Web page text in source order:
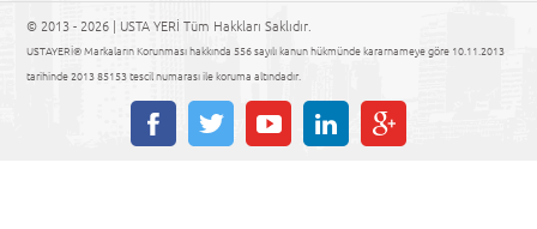
© 2013 - 2026 | USTA YERİ Tüm Hakkları Saklıdır.
USTAYERİ® Markaların Korunması hakkında 556 sayılı kanun hükmünde kararnameye göre 10.11.2013
tarihinde 2013 85153 tescil numarası ile koruma altındadır.